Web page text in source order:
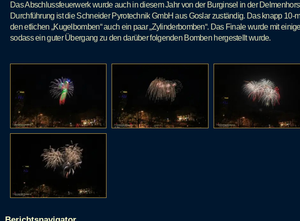
Das Abschlussfeuerwerk wurde auch in diesem Jahr von der Burginsel in der
Durchführung ist die Schneider Pyrotechnik GmbH aus Goslar zuständig. Das knapp 10-
den etlichen „Kugelbomben“ auch ein paar „Zylinderbomben“. Das Finale wurde mit
sodass ein guter Übergang zu den darüber folgenden Bomben hergestellt wurde.